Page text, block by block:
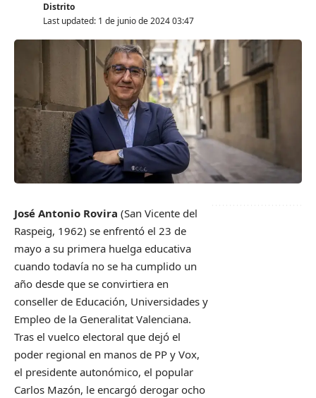
Last updated: 1 de junio de 2024 03:47
Distrito
José Antonio Rovira (San Vicente del
Raspeig, 1962) se enfrentó el 23 de
mayo a su primera huelga educativa
cuando todavía no se ha cumplido un
año desde que se convirtiera en
conseller de Educación, Universidades y
Empleo de la Generalitat Valenciana.
Tras el vuelco electoral que dejó el
poder regional en manos de PP y Vox,
el presidente autonómico, el popular
Carlos Mazón, le encargó derogar ocho